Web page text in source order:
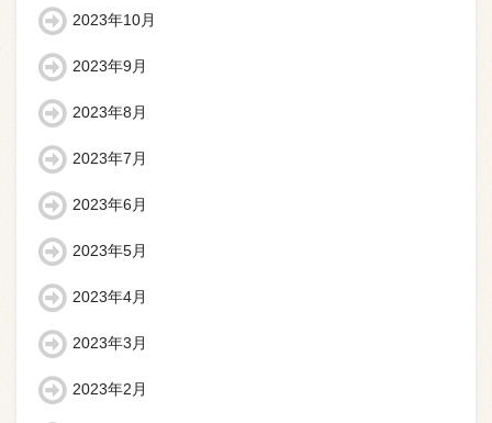
2023年10月
2023年9月
2023年8月
2023年7月
2023年6月
2023年5月
2023年4月
2023年3月
2023年2月